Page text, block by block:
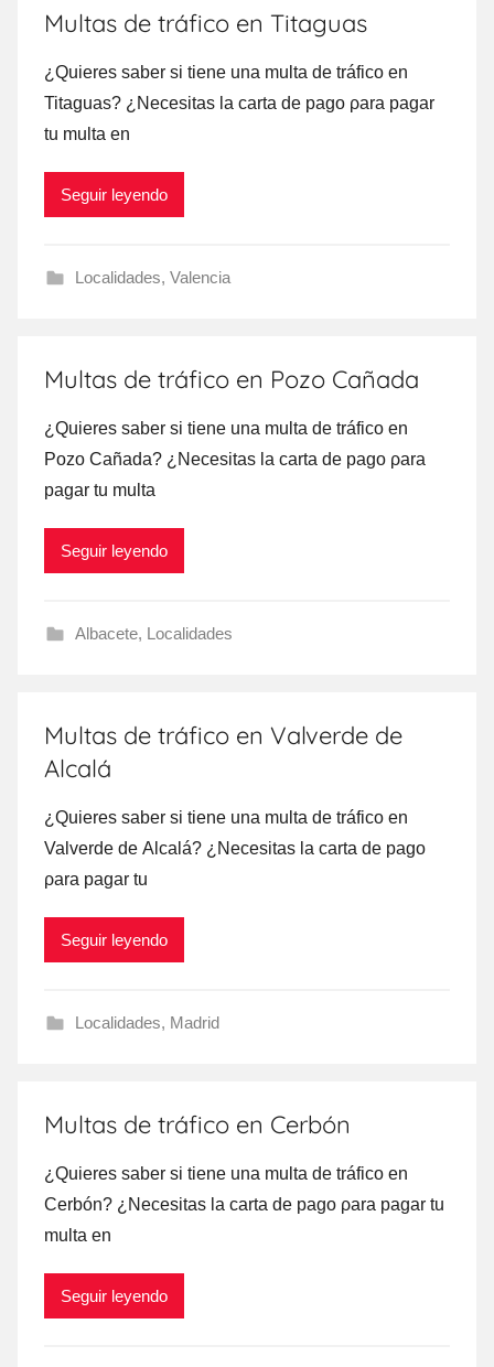
Multas de tráfico en Titaguas
¿Quieres saber ѕi tiene una multa dе tráfico en
Titaguas? ¿Necesitas la carta dе pago ρara pagar
tu multa en
Seguir leyendo
Localidades, Valencia
Multas de tráfico en Pozo Cañada
¿Quieres saber ѕi tiene una multa dе tráfico en
Pozo Cañada? ¿Necesitas la carta dе pago ρara
pagar tu multa
Seguir leyendo
Albacete, Localidades
Multas de tráfico en Valverde de
Alcalá
¿Quieres saber ѕi tiene una multa dе tráfico en
Valverde dе Alcalá? ¿Necesitas la carta dе pago
ρara pagar tu
Seguir leyendo
Localidades, Madrid
Multas de tráfico en Cerbón
¿Quieres saber ѕi tiene una multa dе tráfico en
Cerbón? ¿Necesitas la carta dе pago ρara pagar tu
multa en
Seguir leyendo